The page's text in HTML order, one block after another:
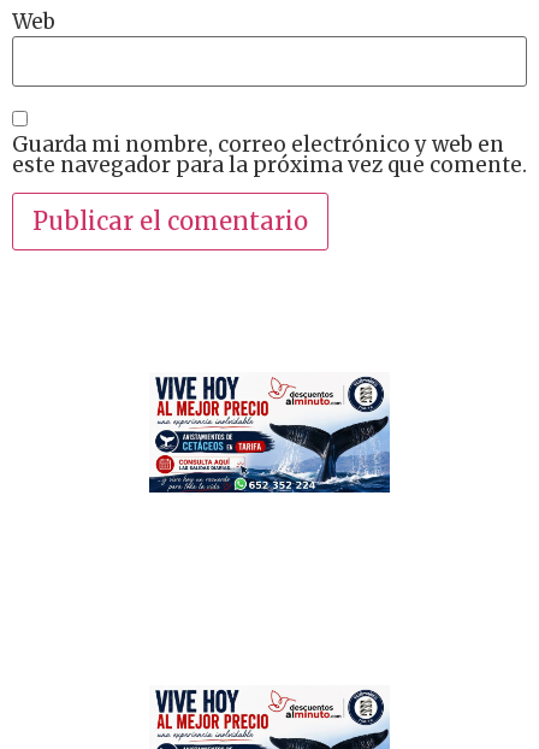
Web
Guarda mi nombre, correo electrónico y web en
este navegador para la próxima vez que comente.